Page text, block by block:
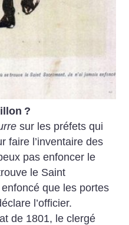
?
sur les préfets qui
faire l’inventaire des
pas enfoncer le
le Saint
que les portes
l’officier.
de 1801, le clergé